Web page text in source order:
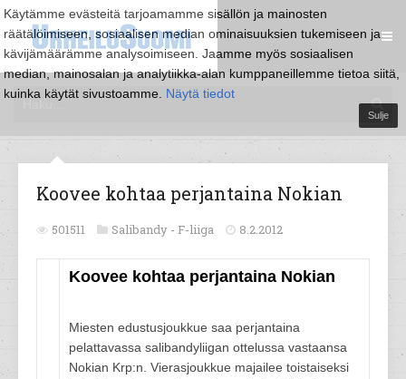
Käytämme evästeitä tarjoamamme sisällön ja mainosten
räätälöimiseen, sosiaalisen median ominaisuuksien tukemiseen ja
kävijämäärämme analysoimiseen. Jaamme myös sosiaalisen
median, mainosalan ja analytiikka-alan kumppaneillemme tietoa siitä,
kuinka käytät sivustoamme. Näytä tiedot
Sulje
Koovee kohtaa perjantaina Nokian
501511 Salibandy - F-liiga 8.2.2012
Koovee kohtaa perjantaina Nokian
Miesten edustusjoukkue saa perjantaina
pelattavassa salibandyliigan ottelussa vastaansa
Nokian Krp:n. Vierasjoukkue majailee toistaiseksi